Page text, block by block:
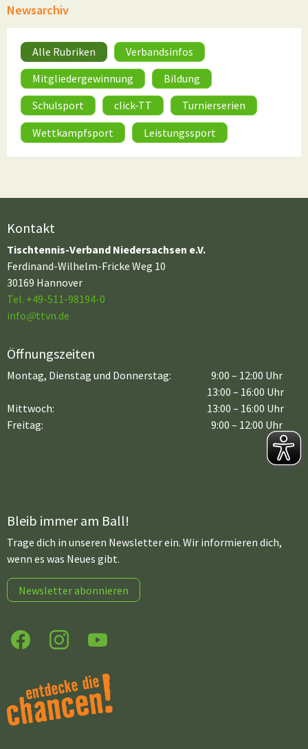
Newsarchiv
Alle Rubriken
Verbandsinfos
Mitgliedergewinnung
Bildung
Schulsport
click-TT
Turnierserien
Wettkampfsport
Leistungssport
Kontakt
Tischtennis-Verband Niedersachsen e.V.
Ferdinand-Wilhelm-Fricke Weg 10
30169 Hannover
Tel. +49-511-98194-0
info@ttvn.de
Öffnungszeiten
Montag, Dienstag und Donnerstag:
9:00 – 12:00 Uhr
13:00 – 16:00 Uhr
Mittwoch:
Freitag:
13:00 – 16:00 Uhr
9:00 – 12:00 Uhr
Bleib immer am Ball!
Trage dich in unseren Newsletter ein. Wir informieren dich,
wenn es was Neues gibt.
Newsletter abonnieren